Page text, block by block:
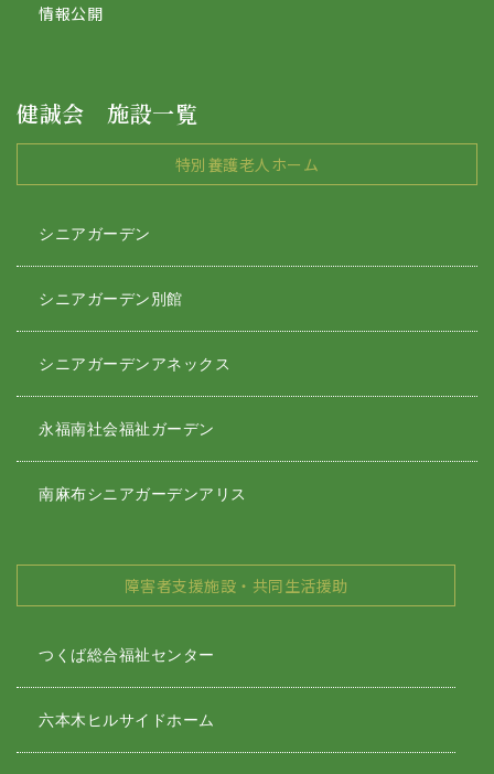
情報公開
健誠会 施設一覧
特別養護老人ホーム
シニアガーデン
シニアガーデン別館
シニアガーデンアネックス
永福南社会福祉ガーデン
南麻布シニアガーデンアリス
障害者支援施設・共同生活援助
つくば総合福祉センター
六本木ヒルサイドホーム